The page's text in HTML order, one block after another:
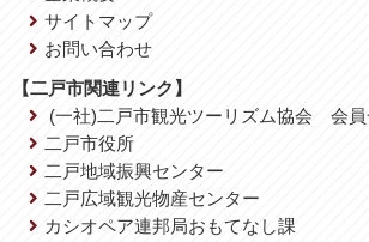
サイトマップ
お問い合わせ
【二戸市関連リンク】
(一社)二戸市観光ツーリズム協会 会員
二戸市役所
二戸地域振興センター
二戸広域観光物産センター
カシオペア連邦局おもてなし課